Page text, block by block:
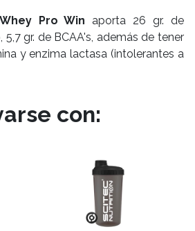
Whey Pro Win aporta 26 gr. de
gr. de BCAA's, además de tener
y enzima lactasa (intolerantes a
con: